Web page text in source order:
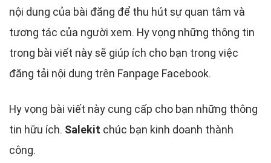
nội dung của bài đăng để thu hút sự quan tâm và
tương tác của người xem. Hy vọng những thông tin
trong bài viết này sẽ giúp ích cho bạn trong việc
đăng tải nội dung trên Fanpage Facebook.
Hy vọng bài viết này cung cấp cho bạn những thông
tin hữu ích. Salekit chúc bạn kinh doanh thành
công.